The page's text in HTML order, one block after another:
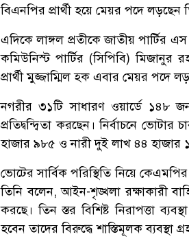
বিএনপির প্রার্থী হয়ে মেয়র পদে লড়ছেন
এদিকে লাঙ্গল প্রতীকে জাতীয় পার্টির
কমিউনিস্ট পার্টির (সিপিবি)
প্রার্থী মুজ্জাম্মিল হক এবার মেয়র পদে
নগরীর ৩১টি সাধারণ ওয়ার্ডে ১৪৮
প্রতিদ্বন্দ্বিতা করছেন। নির্বাচনে
হাজার ৯৮৫ ও নারী দুই লাখ ৪৪ হাজার
ভোটের সার্বিক পরিস্থিতি নিয়ে
তিনি বলেন, আইন-শৃঙ্খলা রক্ষাকারী
করছে। তিন স্তর বিশিষ্ট নিরাপত্তা
হবেন তাদের বিরুদ্ধে শাস্তিমূলক ব্যবস্থা